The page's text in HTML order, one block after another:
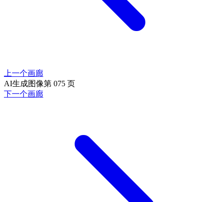
上一个画廊
AI生成图像第 075 页
下一个画廊